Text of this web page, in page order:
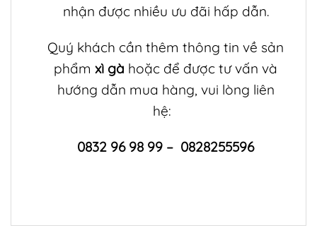
nhận được nhiều ưu đãi hấp dẫn.
Quý khách cần thêm thông tin về sản
phẩmxì gà hoặc để được tư vấn và
hướng dẫn mua hàng, vui lòng liên
hệ:
0832 96 98 99 – 0828255596